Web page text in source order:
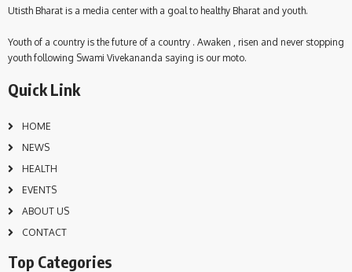
Utisth Bharat is a media center with a goal to healthy Bharat and youth.
Youth of a country is the future of a country . Awaken , risen and never stopping
youth following Swami Vivekananda saying is our moto.
Quick Link
HOME
NEWS
HEALTH
EVENTS
ABOUT US
CONTACT
Top Categories